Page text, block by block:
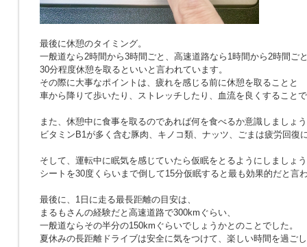
最後に休憩のタイミング。
一般道なら2時間から3時間ごと、高速道路なら1時間から2時間ご
30分程度休憩を取るといいと言われています。
その際に大事なポイントは、疲れを感じる前に休憩を取ることと
車から降りて歩いたり、ストレッチしたり、血流を良くすること
また、休憩中に食事を取るのであれば何を食べるか意識しましょ
ビタミンB1が多く含む豚肉、キノコ類、ナッツ、ごまは疲労回復
そして、運転中に眠気を感じていたら仮眠をとるようにしましょ
シートを30度くらいまで倒して15分仮眠すると最も効果的だと言
最後に、1日に走る最長距離の目安は、
まるもさんの経験だと高速道路で300kmぐらい、
一般道ならその半分の150kmぐらいでしょうかとのことでした。
夏休みの長距離ドライブは安全に気をつけて、楽しい時間を過ご